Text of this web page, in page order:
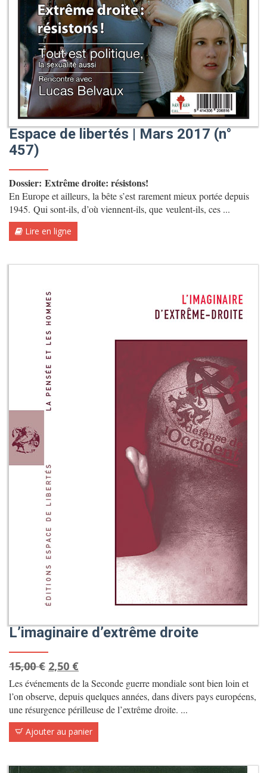
Espace de libertés | Mars 2017 (n°
457)
Dossier: Extrême droite: résistons!
En Europe et ailleurs, la bête s’est rarement mieux portée depuis
1945. Qui sont-ils, d’où viennent-ils, que veulent-ils, ces ...
Lire en ligne
L’imaginaire d’extrême droite
15,00€ Le
prix
initial
était :
15,00 €.
2,50 €Le
prix
actuel
est :
2,50 €.
Les événements de la Seconde guerre mondiale sont bien loin et
l’on observe, depuis quelques années, dans divers pays européens,
une résurgence périlleuse de l’extrême droite. ...
Ajouter au panier